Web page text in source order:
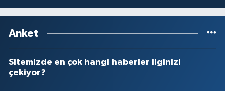
Anket
Sitemizde en çok hangi haberler ilginizi
çekiyor?